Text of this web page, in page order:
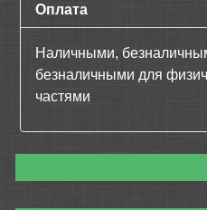
Оплата
Наличными,
безналичными для
частями